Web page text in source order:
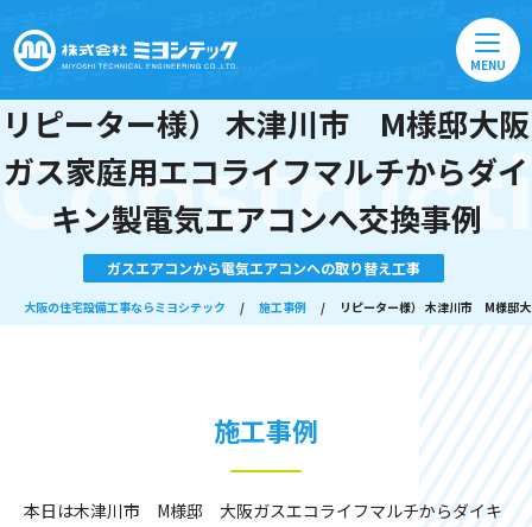
MENU
リピーター様） 木津川市 M様邸大阪
ガス家庭用エコライフマルチからダイ
キン製電気エアコンへ交換事例
ガスエアコンから電気エアコンへの取り替え工事
大阪の住宅設備工事ならミヨシテック / 施工事例 / リピーター様） 木津川市 M様邸
施工事例
本日は木津川市 M様邸 大阪ガスエコライフマルチからダイキ